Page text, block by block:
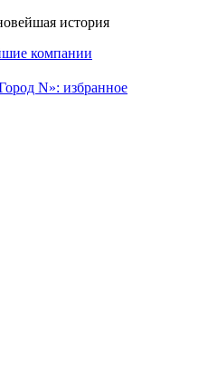
история
компании
N»: избранное